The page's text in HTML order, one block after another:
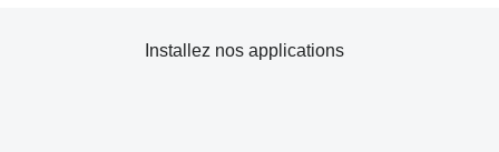
Installez nos applications